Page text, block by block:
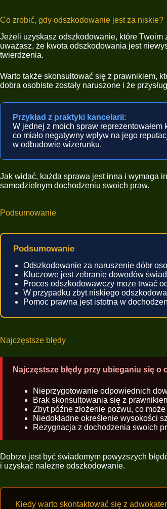
Co zrobić, gdy odszkodowanie jest za niskie?
Jeżeli uzyskasz odszkodowanie, które
uważasz, że kwota odszkodowania jest
twierdzenia.
Warto także skonsultować się z prawnikiem,
dobra osobiste zostały naruszone i że
Przykład z praktyki kancelarii:
W jednej z moich spraw reprezentowałem
co miało negatywny wpływ na jego
w odbudowie wizerunku.
Jak widać, każda sprawa jest inna i wymaga
samodzielnym dochodzeniu swoich praw.
Podsumowanie
Podsumowanie
Odszkodowanie za naruszenie dóbr
Kluczowe jest zebranie dowodów
Proces odszkodowawczy może trwać
W przypadku zbyt niskiego
Pomoc prawna jest istotna w
Najczęstsze błędy
Najczęstsze błędy przy ubieganiu się o
Nieprzygotowanie odpowiednich
Brak skonsultowania się z
Zbyt późne złożenie pozwu, co
Niedokładne określenie wysokości
Rezygnacja z dochodzenia swoich
Dobrze jest być świadomym powyższych
i uzyskać należne odszkodowanie.
Kiedy warto skontaktować się z